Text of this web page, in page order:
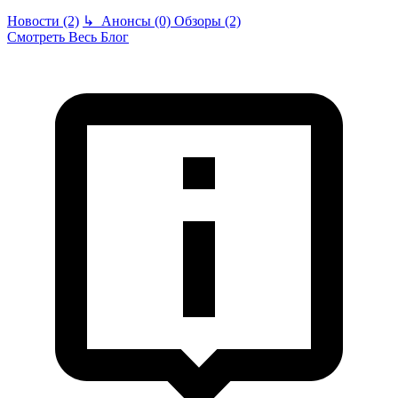
Новости (2) ↳ Анонсы (0) Обзоры (2)
Смотреть Весь Блог